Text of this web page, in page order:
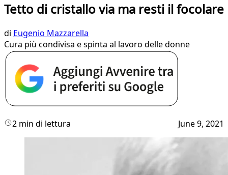
Tetto di cristallo via ma resti il focolare
di Eugenio Mazzarella
Cura più condivisa e spinta al lavoro delle donne
2 min di lettura June 9, 2021